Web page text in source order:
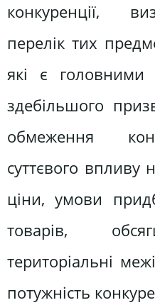
конкуренції,
перелік тих
які є головними
здебільшого
обмеження
суттєвого впливу
ціни, умови
товарів,
територіальні
потужність